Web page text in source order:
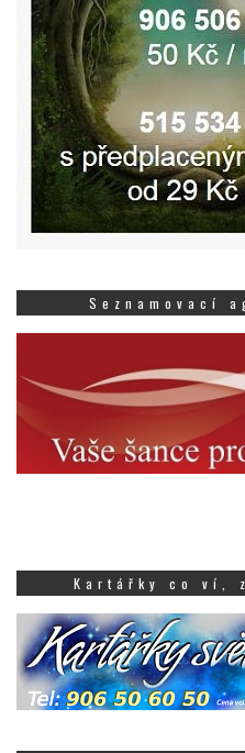
Seznamovací
Kartářky co ví,